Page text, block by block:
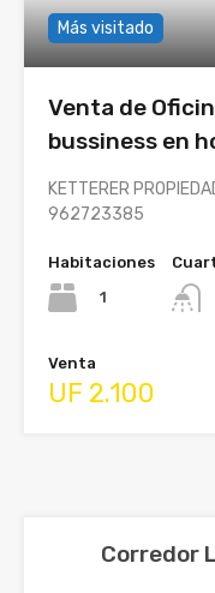
Más visitado
Venta de
bussiness en
KETTERER
962723385
Habitaciones
1
Venta
UF 2.100
Corredor